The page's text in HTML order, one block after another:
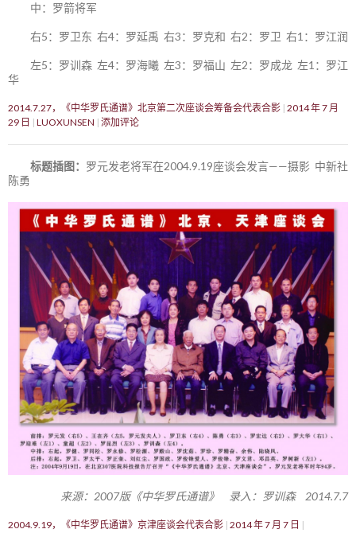
中：罗箭将军
右5：罗卫东 右4：罗延禹 右3：罗克和 右2：罗卫 右1：罗江润
左5：罗训森 左4：罗海曦 左3：罗福山 左2：罗成龙 左1：罗江
华
2014.7.27，《中华罗氏通谱》北京第二次座谈会筹备会代表合影 2014 年 7 月
29 日
LUOXUNSEN 添加评论
标题插图： 罗元发老将军在2004.9.19座谈会发言——摄影 中新社
陈勇
来源：2007版《中华罗氏通谱》 录入：罗训森 2014.7.7
2004.9.19，《中华罗氏通谱》京津座谈会代表合影 2014 年 7 月 7 日